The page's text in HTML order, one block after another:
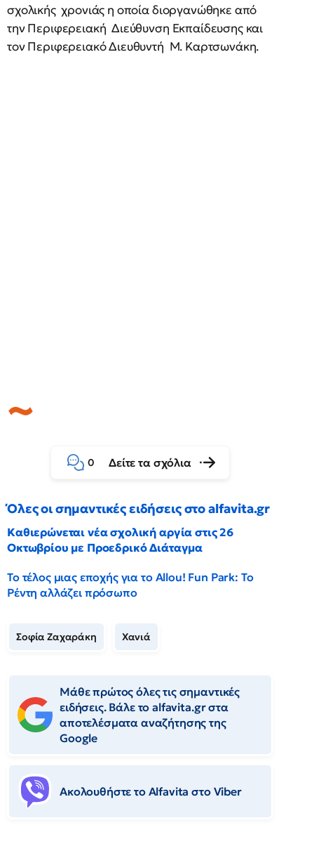
σχολικής χρονιάς η οποία διοργανώθηκε από
την Περιφερειακή Διεύθυνση Εκπαίδευσης και
τον Περιφερειακό Διευθυντή Μ. Καρτσωνάκη.
0 Δείτε τα σχόλια
Όλες οι σημαντικές ειδήσεις στο alfavita.gr
Καθιερώνεται νέα σχολική αργία στις 26
Οκτωβρίου με Προεδρικό Διάταγμα
Το τέλος μιας εποχής για το Allou! Fun Park: Το
Ρέντη αλλάζει πρόσωπο
Σοφία Ζαχαράκη Χανιά
Μάθε πρώτος όλες τις σημαντικές
ειδήσεις. Βάλε το alfavita.gr στα
αποτελέσματα αναζήτησης της
Google
Ακολουθήστε το Αlfavita στο Viber